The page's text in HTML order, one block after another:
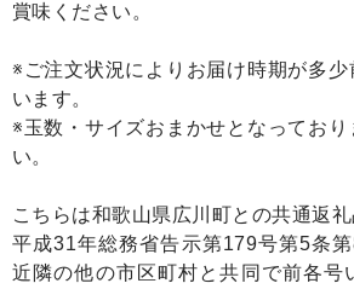
賞味ください。
※ご注文状況によりお届け時期が多
います。
※玉数・サイズおまかせとなっており
い。
こちらは和歌山県広川町との共通返礼
平成31年総務省告示第179号第5条
近隣の他の市区町村と共同で前各号